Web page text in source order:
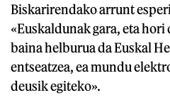
Biskarirendako arrunt
«Euskaldunak gara, eta
baina helburua da Euskal
entseatzea, ea mundu
deusik egiteko».